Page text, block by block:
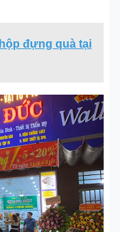
đựng quà tại